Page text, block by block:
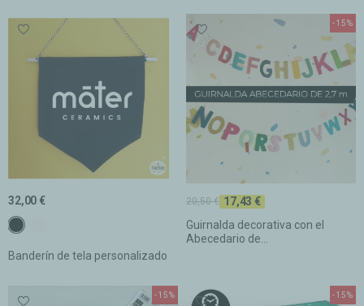
Banderín de tela personalizado
32,00 €
c1 Negro
Guirnalda decorativa con el
Abecedario de...
20,50 € 17,43 €
-15%
-15% -15%